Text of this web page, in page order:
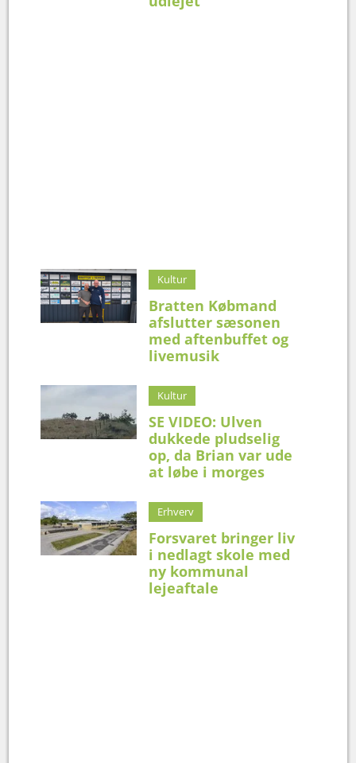
Kultur
Bratten Købmand
afslutter sæsonen
med aftenbuffet og
livemusik
Kultur
SE VIDEO: Ulven
dukkede pludselig
op, da Brian var ude
at løbe i morges
Erhverv
Forsvaret bringer liv
i nedlagt skole med
ny kommunal
lejeaftale